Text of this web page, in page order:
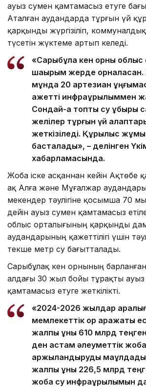
ауыз сумен қамтамасыз етуге
Аталған аудандарда тұрғын үй
қарқынды жүргізіліп,
түсетін жүктеме артып келеді.
«Сарыбұлақ кен орны
шақырым жерде
мұнда 20 артезиан
қажетті инфрақұрылыммен
Сондай-ақ топтық су құбыры
желілер тұрғын үй
жеткізіледі. Құрылыс
басталады», – делінген
хабарламасында.
Жоба іске асқаннан кейін Ақтөбе
ақ Алға және Мұғалжар
мекендер тәулігіне қосымша 70
дейін ауыз сумен қамтамасыз
облыс орталығының қарқынды
аудандарының қажеттілігі үшін
текше метр су бағытталады.
Сарыбұлақ кен орнының
алдағы 30 жыл бойы тұрақты
қамтамасыз етуге жеткілікті.
«2024-2026 жылдар
мемлекеттік қор қаражаты
жалпы құны 610 млрд
ден астам әлеуметтік
қаржыландыруды
жалпы құны 226,5 млрд
жоба су инфрақұрылымын